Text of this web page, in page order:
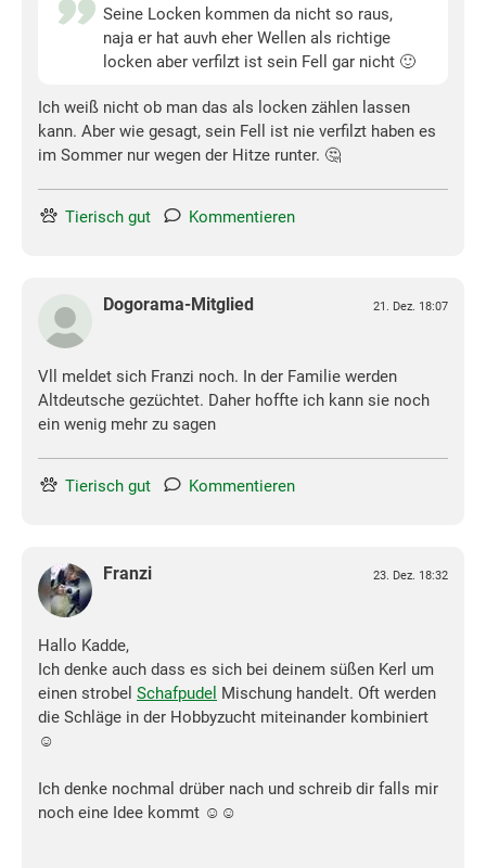
Seine Locken kommen da nicht so raus,
naja er hat auvh eher Wellen als richtige
locken aber verfilzt ist sein Fell gar nicht 🙂
Ich weiß nicht ob man das als locken zählen lassen
kann. Aber wie gesagt, sein Fell ist nie verfilzt haben es
im Sommer nur wegen der Hitze runter. 🤔
Tierisch gut Kommentieren
Dogorama-Mitglied 21. Dez. 18:07
Vll meldet sich Franzi noch. In der Familie werden
Altdeutsche gezüchtet. Daher hoffte ich kann sie noch
ein wenig mehr zu sagen
Tierisch gut Kommentieren
Franzi 23. Dez. 18:32
Hallo Kadde,
Ich denke auch dass es sich bei deinem süßen Kerl um
einen strobel Schafpudel Mischung handelt. Oft werden
die Schläge in der Hobbyzucht miteinander kombiniert
☺️
Ich denke nochmal drüber nach und schreib dir falls mir
noch eine Idee kommt ☺️☺️